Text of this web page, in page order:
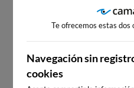
PREVISIÓN
WEBCAM
ANDRATX
Te ofrecemos estas dos
Navegación sin
cookies